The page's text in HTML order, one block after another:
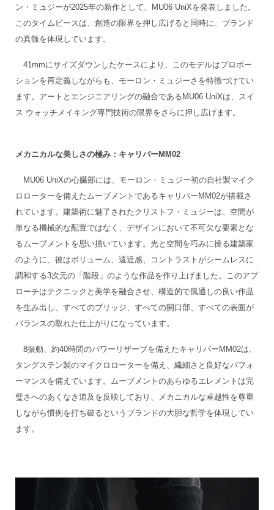
ン・ミュジーが2025年の新作として、MU06 UniXを発表しました。
このタイムピースは、創造の限界を押し広げると同時に、ブランド
の真髄を体現しています。
41mmにサイズダウンしたケースにより、このモデルはプロポー
ションを再定義しながらも、モーロン・ミュジーさを特徴づけてい
ます。アートとエンジニアリングの融合であるMU06 UniXは、スイ
ス ウォッチメイキング専門技術の限界をさらに押し広げます。
メカニカルな美しさの極み：キャリバーMM02
MU06 UniXの心臓部には、モーロン・ミュジー初の自社製マイク
ロローターを備えたムーブメントであるキャリバーMM02が搭載さ
れています。建築術に魅了されたクリストフ・ミュジーは、空間が
単なる機械的な配置ではなく、デザインにおいて不可欠な要素とな
るムーブメントを思い描いています。光と空間を巧みに操る建築家
のように、彼はボリューム、遠近感、コントラストがシームレスに
調和する3次元の「階段」のような作品を作り上げました。このアプ
ローチはテクニックと美学を融合させ、構造的で風通しの良い作品
を生み出し、すべてのブリッジ、すべての開口部、すべての表面が
バランスの取れた仕上がりになっています。
8振動、約40時間のパワーリザーブを備えたキャリバーMM02は、
タングステン製のマイクロローターを備え、繊細さと良好なパフォ
ーマンスを備えています。ムーブメントのあらゆるエレメントは完
璧さへのあくなき追及を反映しており、メカニカルな卓越性を尊重
しながら慣例を打ち破るというブランドの大胆な哲学を体現してい
ます。